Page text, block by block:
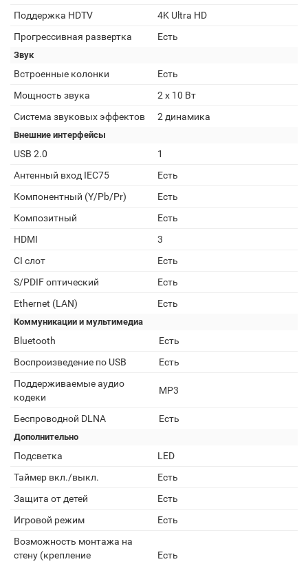
Поддержка HDTV
4K Ultra HD
Прогрессивная развертка
Есть
Звук
Встроенные колонки
Есть
Мощность звука
2 x 10 Вт
Система звуковых эффектов
2 динамика
Внешние интерфейсы
USB 2.0
1
Антенный вход IEC75
Есть
Компонентный (Y/Pb/Pr)
Есть
Композитный
Есть
HDMI
3
CI слот
Есть
S/PDIF оптический
Есть
Ethernet (LAN)
Есть
Коммуникации и мультимедиа
Bluetooth
Есть
Воспроизведение по USB
Есть
Поддерживаемые аудио
кодеки
MP3
Беспроводной DLNA Есть
Дополнительно
Подсветка
LED
Таймер вкл./выкл.
Есть
Защита от детей
Есть
Игровой режим
Есть
Возможность монтажа на
стену (крепление
Есть